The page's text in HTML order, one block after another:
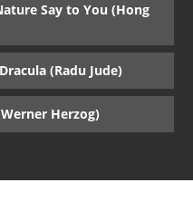
Say to You (Hong
(Radu Jude)
Herzog)